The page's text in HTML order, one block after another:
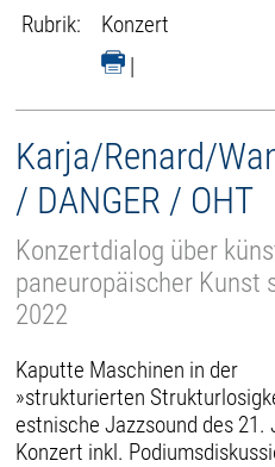
Rubrik:
Konzert
|
Karja/Renard/
/ DANGER / OHT
Konzertdialog über
paneuropäischer Kunst
2022
Kaputte Maschinen in der
»strukturierten
estnische Jazzsound des 21.
Konzert inkl.